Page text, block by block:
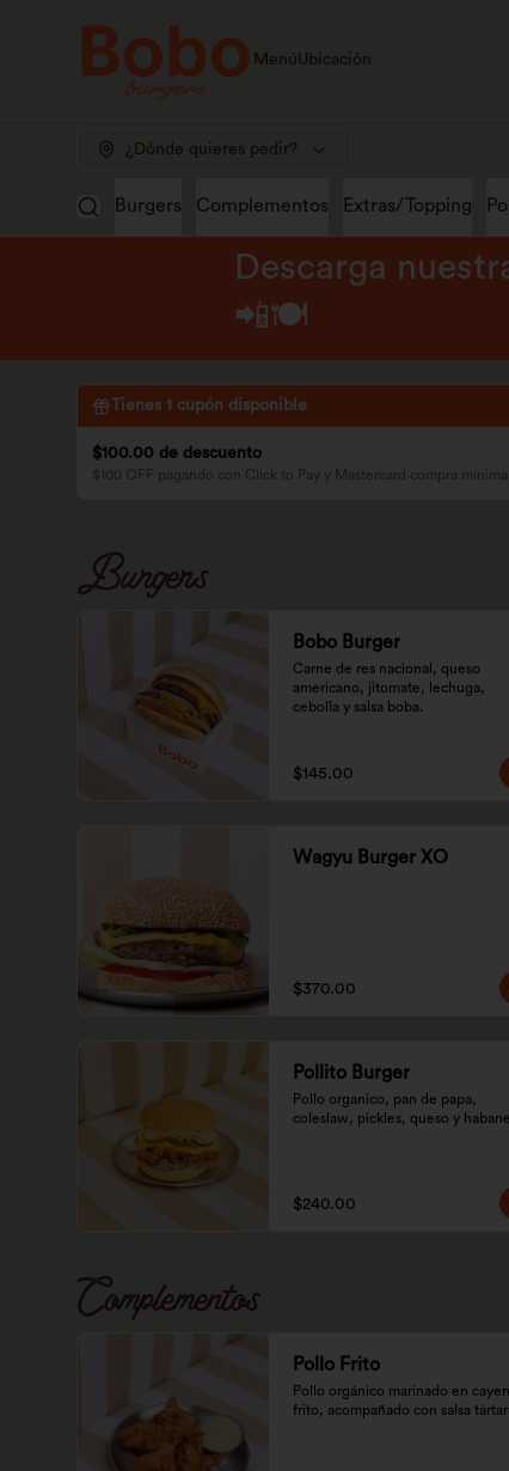
MenúUbicación
¿Dónde quieres pedir?
Burgers Complementos Extras/Topping
Descarga
📲🍽️
Tienes 1 cupón disponible
$100.00 de descuento
$100 OFF pagando con Click to Pay y Mastercard compra
Burgers
Bobo Burger
Carne de res nacional, queso
americano, jitomate, lechuga,
cebolla y salsa boba.
$145.00
Wagyu Burger XO
$370.00
Pollito Burger
Pollo organico, pan de papa,
coleslaw, pickles, queso y
$240.00
Complementos
Pollo Frito
Pollo orgánico marinado en
frito, acompañado con salsa